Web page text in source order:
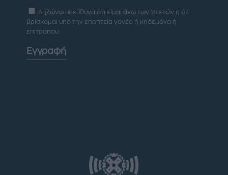
Δηλώνω υπεύθυνα ότι είμαι άνω των 18 ετών ή ότι
βρίσκομαι υπό την εποπτεία γονέα ή κηδεμόνα ή
επιτρόπου
Εγγραφή